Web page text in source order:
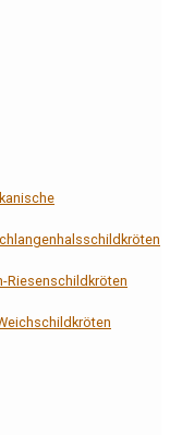
Riesenschildkröten